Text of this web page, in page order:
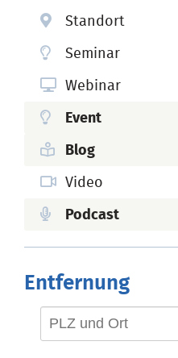
Standort
Seminar
Webinar
Event
Blog
Video
Podcast
Entfernung